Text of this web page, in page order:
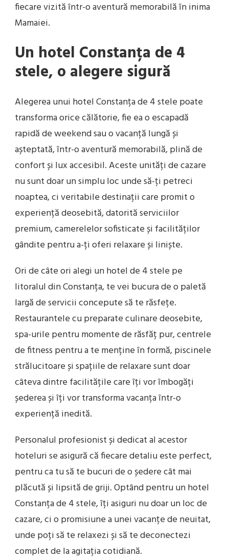
fiecare vizită într-o aventură memorabilă în inima
Mamaiei.
Un hotel Constanța de 4
stele, o alegere sigură
Alegerea unui hotel Constanța de 4 stele poate
transforma orice călătorie, fie ea o escapadă
rapidă de weekend sau o vacanță lungă și
așteptată, într-o aventură memorabilă, plină de
confort și lux accesibil. Aceste unități de cazare
nu sunt doar un simplu loc unde să-ți petreci
noaptea, ci veritabile destinații care promit o
experiență deosebită, datorită serviciilor
premium, camerelelor sofisticate și facilităților
gândite pentru a-ți oferi relaxare și liniște.
Ori de câte ori alegi un hotel de 4 stele pe
litoralul din Constanța, te vei bucura de o paletă
largă de servicii concepute să te răsfețe.
Restaurantele cu preparate culinare deosebite,
spa-urile pentru momente de răsfăț pur, centrele
de fitness pentru a te menține în formă, piscinele
strălucitoare și spațiile de relaxare sunt doar
câteva dintre facilitățile care îți vor îmbogăți
șederea și îți vor transforma vacanța într-o
experiență inedită.
Personalul profesionist și dedicat al acestor
hoteluri se asigură că fiecare detaliu este perfect,
pentru ca tu să te bucuri de o ședere cât mai
plăcută și lipsită de griji. Optând pentru un hotel
Constanța de 4 stele, îți asiguri nu doar un loc de
cazare, ci o promisiune a unei vacanțe de neuitat,
unde poți să te relaxezi și să te deconectezi
complet de la agitația cotidiană.